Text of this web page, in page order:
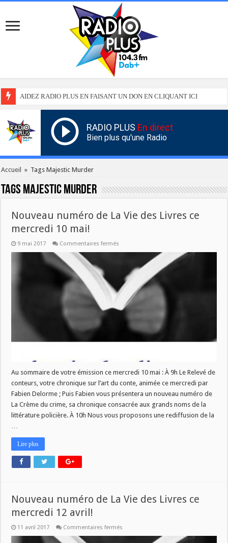
AIDEZ RADIO PLUS EN FAISANT UN DON EN CLIQUANT ICI
RADIO PLUS En direct
Bien plus qu'une Radio
Accueil » Tags Majestic Murder
Tags Majestic Murder
Nouveau numéro de La Vie des Livres ce
mercredi 10 mai!
9 mai 2017 Commentaires fermés
Vie
des
Livres
mercredi
10
Au sommaire de votre émission ce mercredi 10 mai : À 9h Le Relevé de
conteurs, votre chronique sur l’art du conte, animée ce mercredi par
Fabien Delorme ; Puis Fabien vous présentera un nouveau numéro de
La Crème du crime, sa chronique consacrée aux grands noms de la
littérature policière. À 10h Nous vous proposons une rediffusion de la
…
Lire plus
Nouveau numéro de La Vie des Livres ce
mercredi 12 avril!
11 avril 2017 Commentaires fermés